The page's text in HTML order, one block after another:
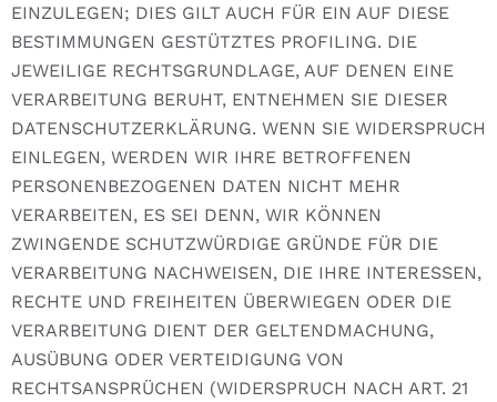
EINZULEGEN; DIES GILT AUCH FÜR EIN AUF DIESE
BESTIMMUNGEN GESTÜTZTES PROFILING. DIE
JEWEILIGE RECHTSGRUNDLAGE, AUF DENEN EINE
VERARBEITUNG BERUHT, ENTNEHMEN SIE DIESER
DATENSCHUTZERKLÄRUNG. WENN SIE WIDERSPRUCH
EINLEGEN, WERDEN WIR IHRE BETROFFENEN
PERSONENBEZOGENEN DATEN NICHT MEHR
VERARBEITEN, ES SEI DENN, WIR KÖNNEN
ZWINGENDE SCHUTZWÜRDIGE GRÜNDE FÜR DIE
VERARBEITUNG NACHWEISEN, DIE IHRE INTERESSEN,
RECHTE UND FREIHEITEN ÜBERWIEGEN ODER DIE
VERARBEITUNG DIENT DER GELTENDMACHUNG,
AUSÜBUNG ODER VERTEIDIGUNG VON
RECHTSANSPRÜCHEN (WIDERSPRUCH NACH ART. 21